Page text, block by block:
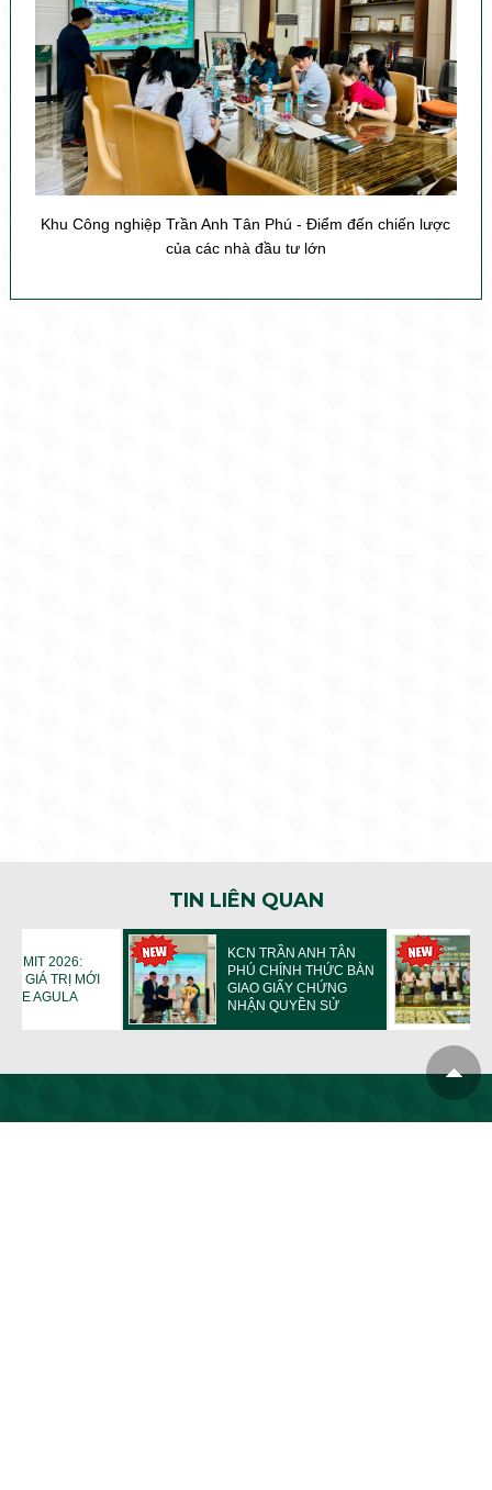
Khu Công nghiệp Trần Anh Tân Phú - Điểm đến chiến lược
của các nhà đầu tư lớn
TIN LIÊN QUAN
2026:
GIÁ TRỊ MỚI
THE AGULA
KCN TRẦN ANH TÂN
PHÚ CHÍNH THỨC BÀN
GIAO GIẤY CHỨNG
NHẬN QUYỀN SỬ